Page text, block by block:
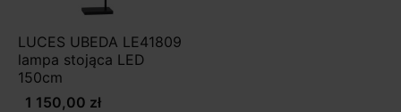
LUCES UBEDA LE41809
lampa stojąca LED
150cm
1 150,00 zł